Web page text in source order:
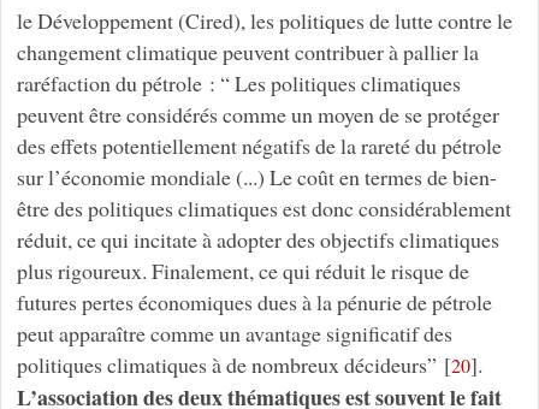
le Développement (Cired), les politiques de lutte contre le
changement climatique peuvent contribuer à pallier la
raréfaction du pétrole : “ Les politiques climatiques
peuvent être considérés comme un moyen de se protéger
des effets potentiellement négatifs de la rareté du pétrole
sur l’économie mondiale (...) Le coût en termes de bien-
être des politiques climatiques est donc considérablement
réduit, ce qui incitate à adopter des objectifs climatiques
plus rigoureux. Finalement, ce qui réduit le risque de
futures pertes économiques dues à la pénurie de pétrole
peut apparaître comme un avantage significatif des
politiques climatiques à de nombreux décideurs” [20].
L’association des deux thématiques est souvent le fait